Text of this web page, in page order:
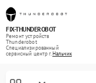
FIX-THUNDEROBOT
Ремонт устройств
Thunderobot
Специализированный
cервисный центр г.Нальчик